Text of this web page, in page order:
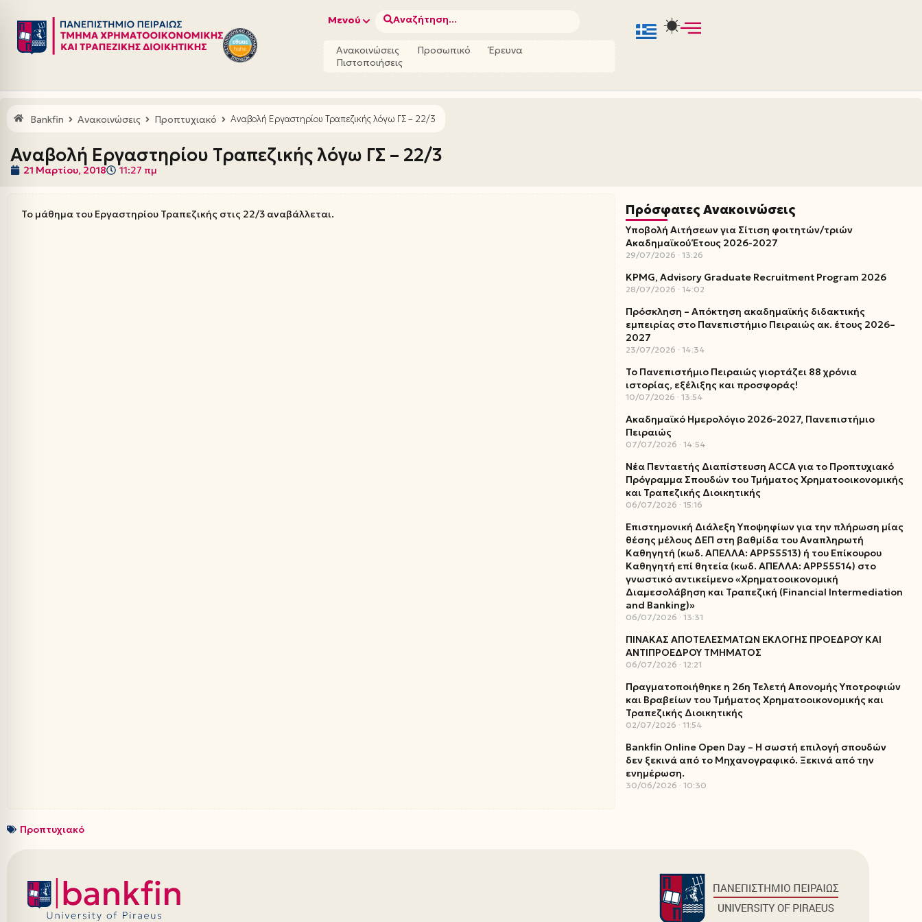
Μεταπηδήστε
στο
Μενού Αναζήτηση...
Ανακοινώσεις Προσωπικό
Έρευνα
Πιστοποιήσεις
Bankfin Ανακοινώσεις Προπτυχιακό Αναβολή Εργαστηρίου Τραπεζικής λόγω ΓΣ – 22/3
Αναβολή Εργαστηρίου Τραπεζικής λόγω ΓΣ – 22/3
21 Μαρτίου, 2018 11:27 πμ
Το μάθημα του Εργαστηρίου Τραπεζικής στις 22/3 αναβάλλεται. Πρόσφατες Ανακοινώσεις
Υποβολή Αιτήσεων για Σίτιση φοιτητών/τριών
Ακαδημαϊκού Έτους 2026-2027
29/07/2026 13:26
KPMG, Advisory Graduate Recruitment Program 2026
28/07/2026 14:02
Πρόσκληση – Απόκτηση ακαδημαϊκής διδακτικής
εμπειρίας στο Πανεπιστήμιο Πειραιώς ακ. έτους 2026–
2027
23/07/2026 14:34
Το Πανεπιστήμιο Πειραιώς γιορτάζει 88 χρόνια
ιστορίας, εξέλιξης και προσφοράς!
10/07/2026 13:54
Ακαδημαϊκό Ημερολόγιο 2026-2027, Πανεπιστήμιο
Πειραιώς
07/07/2026 14:54
Νέα Πενταετής Διαπίστευση ACCA για το Προπτυχιακό
Πρόγραμμα Σπουδών του Τμήματος Χρηματοοικονομικής
και Τραπεζικής Διοικητικής
06/07/2026 15:16
Επιστημονική Διάλεξη Υποψηφίων για την πλήρωση μίας
θέσης μέλους ΔΕΠ στη βαθμίδα του Αναπληρωτή
Καθηγητή (κωδ. ΑΠΕΛΛΑ: ΑΡΡ55513) ή του Επίκουρου
Καθηγητή επί θητεία (κωδ. ΑΠΕΛΛΑ: ΑΡΡ55514) στο
γνωστικό αντικείμενο «Χρηματοοικονομική
Διαμεσολάβηση και Τραπεζική (Financial Intermediation
and Banking)»
06/07/2026 13:31
ΠΙΝΑΚΑΣ ΑΠΟΤΕΛΕΣΜΑΤΩΝ ΕΚΛΟΓΗΣ ΠΡΟΕΔΡΟΥ ΚΑΙ
ΑΝΤΙΠΡΟΕΔΡΟΥ ΤΜΗΜΑΤΟΣ
06/07/2026 12:21
Πραγματοποιήθηκε η 26η Τελετή Απονομής Υποτροφιών
και Βραβείων του Τμήματος Χρηματοοικονομικής και
Τραπεζικής Διοικητικής
02/07/2026 11:54
Bankfin Online Open Day – Η σωστή επιλογή σπουδών
δεν ξεκινά από το Μηχανογραφικό. Ξεκινά από την
ενημέρωση.
30/06/2026 10:30
Προπτυχιακό